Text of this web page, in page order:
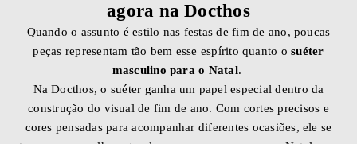
agora na Docthos
Quando o assunto é estilo nas festas de fim de ano, poucas
peças representam tão bem esse espírito quanto osuéter
masculino para o Natal.
Na Docthos, o suéter ganha um papel especial dentro da
construção do visual de fim de ano. Com cortes precisos e
cores pensadas para acompanhar diferentes ocasiões, ele se